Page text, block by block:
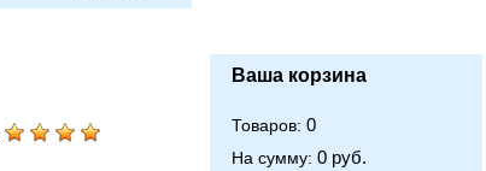
Ваша корзина
Товаров: 0
На сумму: 0 руб.